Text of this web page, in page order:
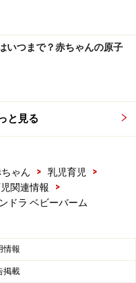
いつまで？赤ちゃんの原子
と見る
ゃん > 乳児育児
>
関連情報
>
ドラ ベビーバーム
情報
掲載